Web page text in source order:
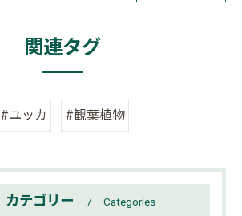
関連タグ
#ユッカ #観葉植物
カテゴリー Categories